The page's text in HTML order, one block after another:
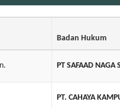
Badan Hukum
PT SAFAAD NAGA
PT. CAHAYA